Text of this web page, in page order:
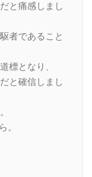
と痛感しまし
者であること
標となり、
と確信しまし
。